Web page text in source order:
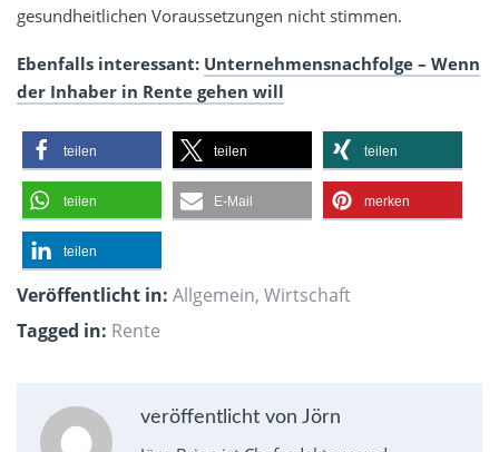
gesundheitlichen Voraussetzungen nicht stimmen.
Ebenfalls interessant: Unternehmensnachfolge – Wenn
der Inhaber in Rente gehen will
teilen teilen teilen
teilen E-Mail merken
teilen
Veröffentlicht in: Allgemein, Wirtschaft
Tagged in: Rente
veröffentlicht von Jörn